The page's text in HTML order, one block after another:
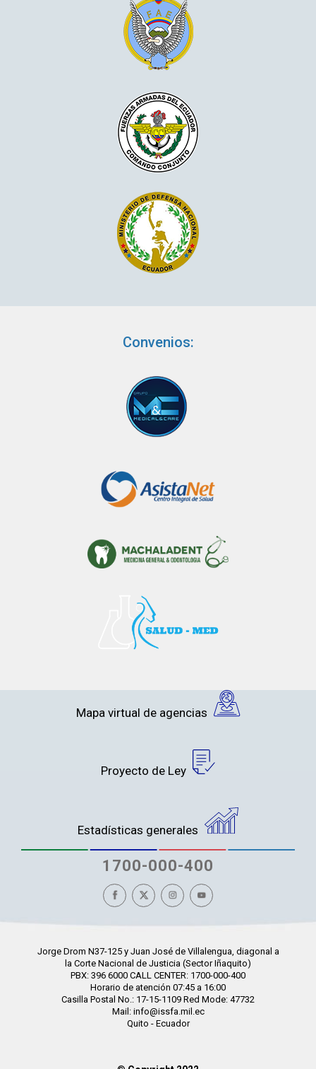
Convenios:
Mapa virtual de agencias
Proyecto de Ley
Estadísticas generales
1700-000-400
Jorge Drom N37-125 y Juan José de Villalengua, diagonal a
la Corte Nacional de Justicia (Sector Iñaquito)
PBX: 396 6000 CALL CENTER: 1700-000-400
Horario de atención 07:45 a 16:00
Casilla Postal No.: 17-15-1109 Red Mode: 47732
Mail: info@issfa.mil.ec
Quito - Ecuador